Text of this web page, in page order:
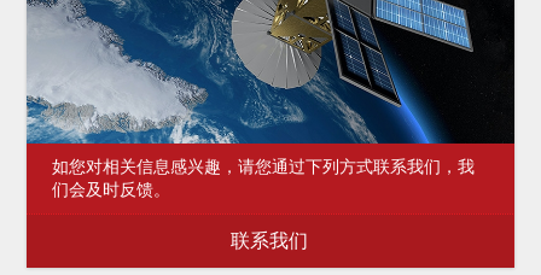
如您对相关信息感兴趣，请您通过下列方式联系我们，我
们会及时反馈。
联系我们